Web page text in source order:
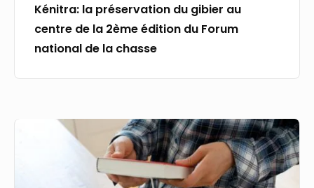
Forum
national
Kénitra: la préservation du gibier au
centre de la 2ème édition du Forum
national de la chasse